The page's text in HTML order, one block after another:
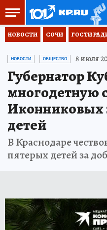
НОВОСТИ СОЧИ ГОСТИ
НОВОСТИ ОБЩЕСТВО 8 июля
Губернатор
многодетную
Иконниковых
детей
В Краснодаре
пятерых детей за